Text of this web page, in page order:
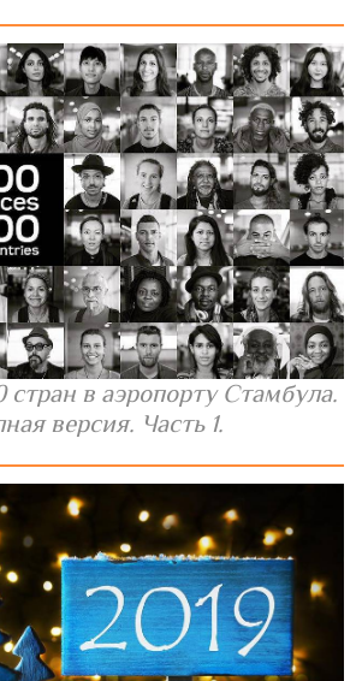
стран в аэропорту Стамбула.
версия. Часть 1.